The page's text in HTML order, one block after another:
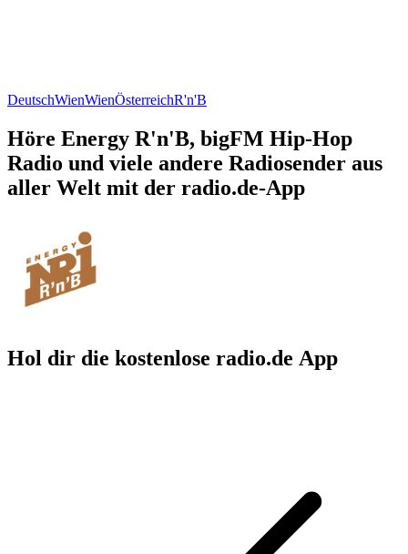
DeutschWienWienÖsterreichR'n'B
Höre Energy R'n'B, bigFM Hip-Hop
Radio und viele andere Radiosender aus
aller Welt mit der radio.de-App
Hol dir die kostenlose radio.de App